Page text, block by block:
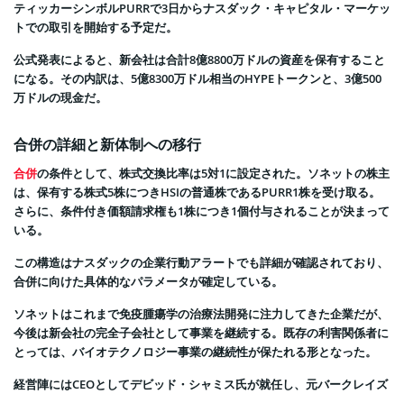
ティッカーシンボルPURRで3日からナスダック・キャピタル・マーケッ
トでの取引を開始する予定だ。
公式発表によると、新会社は合計8億8800万ドルの資産を保有すること
になる。その内訳は、5億8300万ドル相当のHYPEトークンと、3億500
万ドルの現金だ。
合併の詳細と新体制への移行
合併の条件として、株式交換比率は5対1に設定された。ソネットの株主
は、保有する株式5株につきHSIの普通株であるPURR1株を受け取る。
さらに、条件付き価額請求権も1株につき1個付与されることが決まって
いる。
この構造はナスダックの企業行動アラートでも詳細が確認されており、
合併に向けた具体的なパラメータが確定している。
ソネットはこれまで免疫腫瘍学の治療法開発に注力してきた企業だが、
今後は新会社の完全子会社として事業を継続する。既存の利害関係者に
とっては、バイオテクノロジー事業の継続性が保たれる形となった。
経営陣にはCEOとしてデビッド・シャミス氏が就任し、元バークレイズ